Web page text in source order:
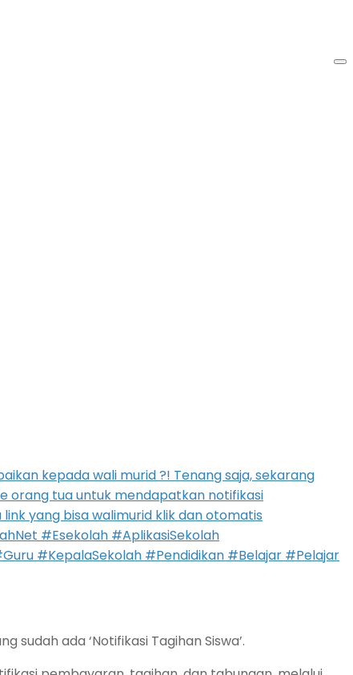
ada ‘Notifikasi Tagihan Siswa’.